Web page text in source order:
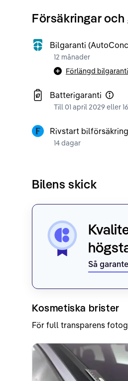
Försäkringar
Bilgaranti
12 månader
Förlängd
Batterigaranti
Till 01 april 2029 eller
Rivstart
14 dagar
Bilens skick
Så
Kosmetiska brister
För full transparens